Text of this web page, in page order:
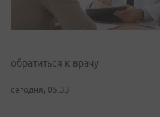
обратиться к врачу
сегодня, 05:33